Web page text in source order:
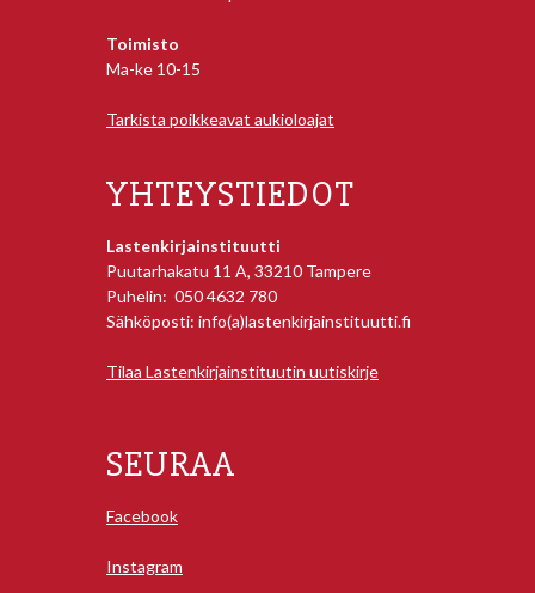
Toimisto
Ma-ke 10-15
Tarkista poikkeavat aukioloajat
YHTEYSTIEDOT
Lastenkirjainstituutti
Puutarhakatu 11 A, 33210 Tampere
Puhelin: 050 4632 780
Sähköposti: info(a)lastenkirjainstituutti.fi
Tilaa Lastenkirjainstituutin uutiskirje
SEURAA
Facebook
Instagram